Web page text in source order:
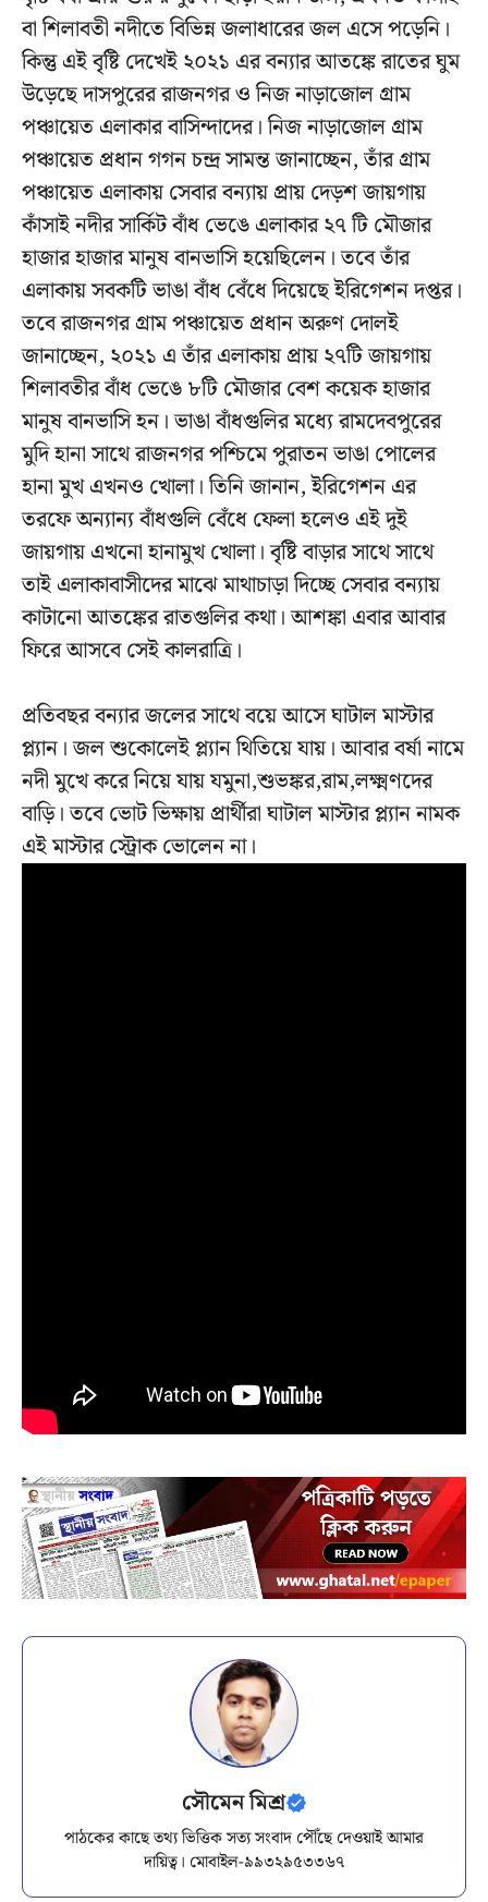
বা শিলাবতী নদীতে বিভিন্ন জলাধারের জল এসে পড়েনি।
কিন্তু এই বৃষ্টি দেখেই ২০২১ এর বন্যার আতঙ্কে রাতের ঘুম
উড়েছে দাসপুরের রাজনগর ও নিজ নাড়াজোল গ্রাম
পঞ্চায়েত এলাকার বাসিন্দাদের। নিজ নাড়াজোল গ্রাম
পঞ্চায়েত প্রধান গগন চন্দ্র সামন্ত জানাচ্ছেন, তাঁর গ্রাম
পঞ্চায়েত এলাকায় সেবার বন্যায় প্রায় দেড়শ জায়গায়
কাঁসাই নদীর সার্কিট বাঁধ ভেঙে এলাকার ২৭ টি মৌজার
হাজার হাজার মানুষ বানভাসি হয়েছিলেন। তবে তাঁর
এলাকায় সবকটি ভাঙা বাঁধ বেঁধে দিয়েছে ইরিগেশন দপ্তর।
তবে রাজনগর গ্রাম পঞ্চায়েত প্রধান অরুণ দোলই
জানাচ্ছেন, ২০২১ এ তাঁর এলাকায় প্রায় ২৭টি জায়গায়
শিলাবতীর বাঁধ ভেঙে ৮টি মৌজার বেশ কয়েক হাজার
মানুষ বানভাসি হন। ভাঙা বাঁধগুলির মধ্যে রামদেবপুরের
মুদি হানা সাথে রাজনগর পশ্চিমে পুরাতন ভাঙা পোলের
হানা মুখ এখনও খোলা। তিনি জানান, ইরিগেশন এর
তরফে অন্যান্য বাঁধগুলি বেঁধে ফেলা হলেও এই দুই
জায়গায় এখনো হানামুখ খোলা। বৃষ্টি বাড়ার সাথে সাথে
তাই এলাকাবাসীদের মাঝে মাথাচাড়া দিচ্ছে সেবার বন্যায়
কাটানো আতঙ্কের রাতগুলির কথা। আশঙ্কা এবার আবার
ফিরে আসবে সেই কালরাত্রি।
প্রতিবছর বন্যার জলের সাথে বয়ে আসে ঘাটাল মাস্টার
প্ল্যান। জল শুকোলেই প্ল্যান থিতিয়ে যায়। আবার বর্ষা নামে
নদী মুখে করে নিয়ে যায় যমুনা,শুভঙ্কর,রাম,লক্ষ্মণদের
বাড়ি। তবে ভোট ভিক্ষায় প্রার্থীরা ঘাটাল মাস্টার প্ল্যান নামক
এই মাস্টার স্ট্রোক ভোলেন না।
সৌমেন মিশ্র
পাঠকের কাছে তথ্য ভিত্তিক সত্য সংবাদ পৌঁছে দেওয়াই আমার
দায়িত্ব। মোবাইল-৯৯৩২৯৫৩৩৬৭